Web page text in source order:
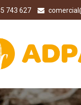
743 627